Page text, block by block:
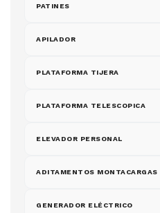
PATINES
APILADOR
PLATAFORMA TIJERA
PLATAFORMA TELESCOPICA
ELEVADOR PERSONAL
ADITAMENTOS MONTACARGAS
GENERADOR ELÉCTRICO